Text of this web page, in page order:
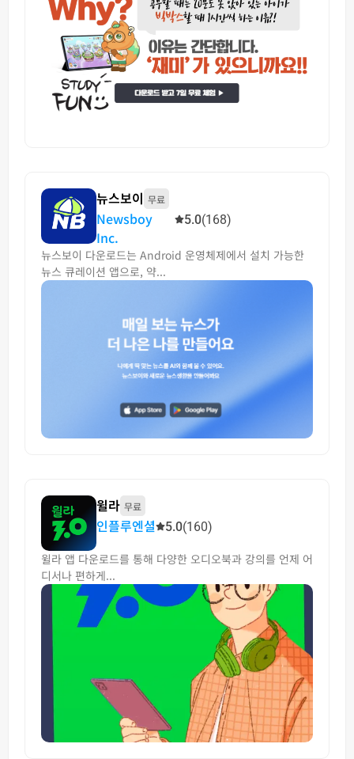
뉴스보이 무료
Newsboy
Inc.
5.0(168)
뉴스보이 다운로드는 Android 운영체제에서 설치 가능한
뉴스 큐레이션 앱으로, 약...
윌라 무료
인플루엔셜 5.0(160)
윌라 앱 다운로드를 통해 다양한 오디오북과 강의를 언제 어
디서나 편하게...